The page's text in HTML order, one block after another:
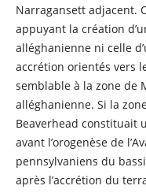
Narragansett adjacent.
appuyant la création
alléghanienne ni celle
accrétion orientés vers
semblable à la zone de
alléghanienne. Si la
Beaverhead constituait
avant l’orogenèse de
pennsylvaniens du
après l’accrétion du